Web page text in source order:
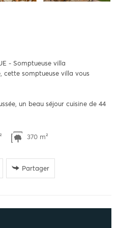
- Somptueuse villa
cette somptueuse villa vous
un beau séjour cuisine de 44
370 m²
Partager